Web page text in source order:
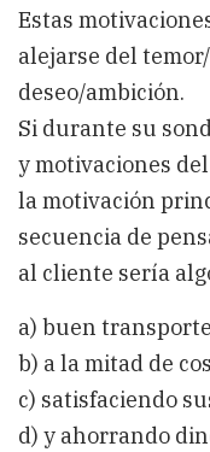
Estas
alejarse del
deseo/ambición.
Si durante su
y motivaciones
la motivación
secuencia de
al cliente sería
a) buen transporte
b) a la mitad de
c) satisfaciendo
d) y ahorrando